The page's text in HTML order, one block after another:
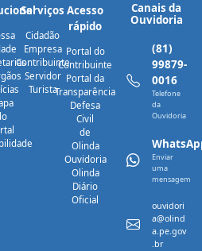
Serviços
Cidadão
Empresa
Contribuinte
Servidor
Turista
Acesso
rápido
Portal do
Contribuinte
Portal da
Transparência
Defesa
Civil
de
Olinda
Ouvidoria
Olinda
Diário
Oficial
Canais da
Ouvidoria
(81)
99879-
0016
Telefone
da
Ouvidoria
Enviar
uma
mensagem
ouvidori
a@olind
a.pe.gov
.br